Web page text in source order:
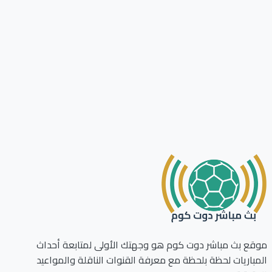
بث مباشر دوت كوم هو وجهتك الأولى لمتابعة أحداث
لحظة بلحظة مع معرفة القنوات الناقلة والمواعيد